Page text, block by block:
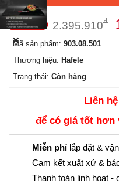
2.395.910₫
Mã sản phẩm: 903.08.501
Thương hiệu: Hafele
Trạng thái: Còn hàng
Liên
để có giá tốt hơn
Miễn phílắp đặt &
Cam kết xuất xứ &
Thanh toán linh hoạt -
✕